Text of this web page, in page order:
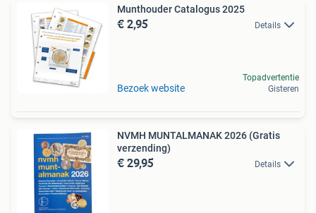
Munthouder Catalogus 2025
€ 2,95 Details
Bezoek website
Topadvertentie
Gisteren
NVMH MUNTALMANAK 2026 (Gratis
verzending)
€ 29,95 Details